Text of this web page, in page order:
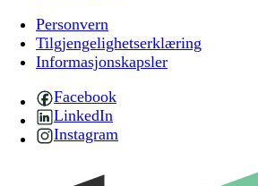
Personvern
Tilgjengelighetserklæring
Informasjonskapsler
Facebook
LinkedIn
Instagram